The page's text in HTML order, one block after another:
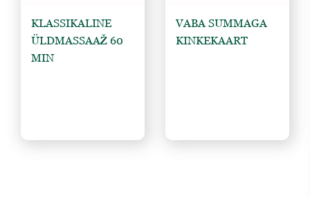
KLASSIKALINE
ÜLDMASSAAŽ 60
MIN
VABA SUMMAGA
KINKEKAART